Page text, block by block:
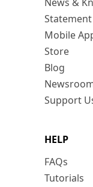
Mobile
Store
Blog
Support
HELP
FAQs
Tutorials